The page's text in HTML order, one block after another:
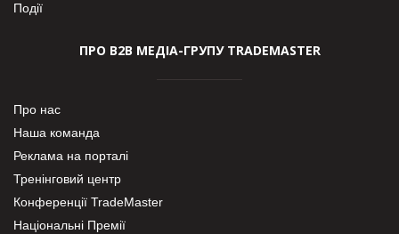
Події
ПРО В2В МЕДІА-ГРУПУ TRADEMASTER
Про нас
Наша команда
Реклама на порталі
Тренінговий центр
Конференції TradeMaster
Національні Премії